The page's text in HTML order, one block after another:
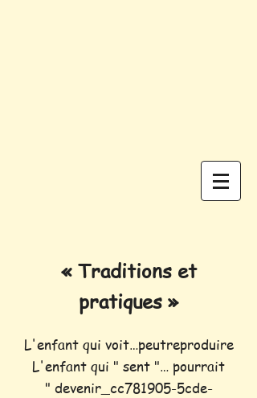
« Traditions et
pratiques »
L'enfant qui voit…peutreproduire
L'enfant qui " sent "… pourrait
" devenir_cc781905-5cde-